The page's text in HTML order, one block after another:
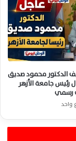
الدكتور محمود صديق
رئيس جامعة الأزهر
رسمي
واحد